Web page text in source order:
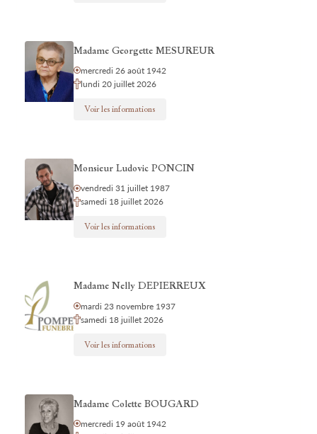
Madame Georgette MESUREUR
mercredi 26 août 1942
lundi 20 juillet 2026
Voir les informations
Monsieur Ludovic PONCIN
vendredi 31 juillet 1987
samedi 18 juillet 2026
Voir les informations
Madame Nelly DEPIERREUX
mardi 23 novembre 1937
samedi 18 juillet 2026
Voir les informations
Madame Colette BOUGARD
mercredi 19 août 1942